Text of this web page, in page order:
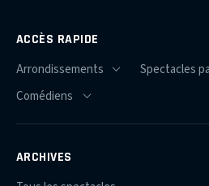
ACCÈS RAPIDE
ARCHIVES